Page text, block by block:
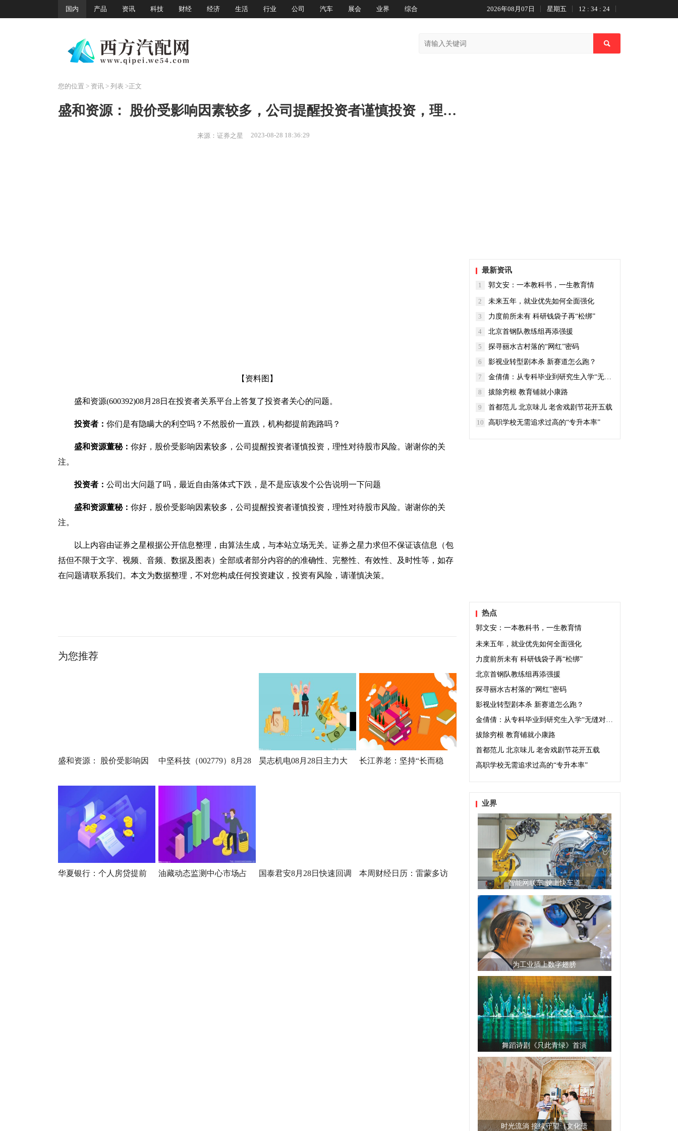
国内 产品 资讯 科技 财经 经济 生活 行业 公司 汽车 展会 业界 综合 2026年08月07日 星期五 12 : 34 : 25
您的位置 > 资讯> 列表 >正文
盛和资源： 股价受影响因素较多，公司提醒投资者谨慎投资，理性对待股市风险
来源：证券之星 2023-08-28 18:36:29
【资料图】
盛和资源(600392)08月28日在投资者关系平台上答复了投资者关心的问题。
投资者： 你们是有隐瞒大的利空吗？不然股价一直跌，机构都提前跑路吗？
盛和资源董秘： 你好，股价受影响因素较多，公司提醒投资者谨慎投资，理性对待股市风险。谢谢你的关
注。
投资者： 公司出大问题了吗，最近自由落体式下跌，是不是应该发个公告说明一下问题
盛和资源董秘： 你好，股价受影响因素较多，公司提醒投资者谨慎投资，理性对待股市风险。谢谢你的关
注。
以上内容由证券之星根据公开信息整理，由算法生成，与本站立场无关。证券之星力求但不保证该信息（包
括但不限于文字、视频、音频、数据及图表）全部或者部分内容的的准确性、完整性、有效性、及时性等，如存
在问题请联系我们。本文为数据整理，不对您构成任何投资建议，投资有风险，请谨慎决策。
为您推荐
盛和资源： 股价受影响因 中坚科技（002779）8月28 昊志机电08月28日主力大 长江养老：坚持“长而稳
华夏银行：个人房贷提前 油藏动态监测中心市场占 国泰君安8月28日快速回调 本周财经日历：雷蒙多访
最新资讯
1 郭文安：一本教科书，一生教育情
2
未来五年，就业优先如何全面强化
3
力度前所未有 科研钱袋子再“松绑”
4
北京首钢队教练组再添强援
5
探寻丽水古村落的“网红”密码
6
影视业转型剧本杀 新赛道怎么跑？
7
金倩倩：从专科毕业到研究生入学“无缝对接”
8
拔除穷根 教育铺就小康路
9
首都范儿 北京味儿 老舍戏剧节花开五载
10
高职学校无需追求过高的“专升本率”
热点
郭文安：一本教科书，一生教育情
未来五年，就业优先如何全面强化
力度前所未有 科研钱袋子再“松绑”
北京首钢队教练组再添强援
探寻丽水古村落的“网红”密码
影视业转型剧本杀 新赛道怎么跑？
金倩倩：从专科毕业到研究生入学“无缝对接”
拔除穷根 教育铺就小康路
首都范儿 北京味儿 老舍戏剧节花开五载
高职学校无需追求过高的“专升本率”
业界
智能网联车 驶上快车道
为工业插上数字翅膀
舞蹈诗剧《只此青绿》首演
时光流淌 接续守望（文化遗